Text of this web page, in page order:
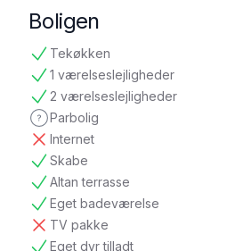
Boligen
Tekøkken
tilgængelig
1 værelseslejligheder
tilgængelig
2 værelseslejligheder
tilgængelig
Parbolig
ikke oplyst
Internet
ikke tilgængelig
Skabe
tilgængelig
Altan terrasse
tilgængelig
Eget badeværelse
tilgængelig
TV pakke
ikke tilgængelig
Eget dyr tilladt